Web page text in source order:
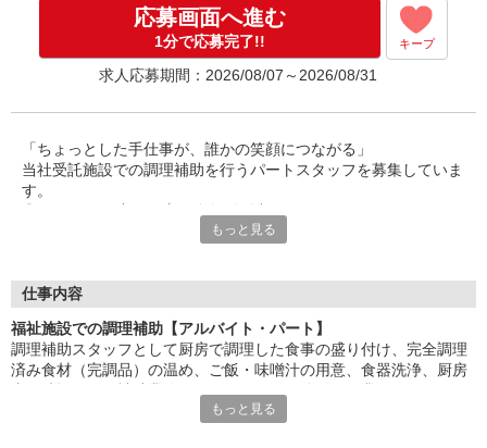
年2回。勤続年数により金額UP。
応募画面へ進む
1分で応募完了!! キープ
求人応募期間：2026/08/07～2026/08/31
「ちょっとした手仕事が、誰かの笑顔につながる」
当社受託施設での調理補助を行うパートスタッフを募集していま
す。
ご家庭での経験を活かして、社会とつながりながら、無理なく働
盛付け・配膳・洗浄など、調理師のサポートが中心。
「ありがとう」の言葉が、毎日の励みに。誰かの暮らしを支え
る、
もっと見る
仕事内容
福祉施設での調理補助【アルバイト・パート】
調理補助スタッフとして厨房で調理した食事の盛り付け、完全調理
済み食材（完調品）の温め、ご飯・味噌汁の用意、食器洗浄、厨房
は必要ありません。お仕事復帰の方や未経験スタートの方大歓迎で
もっと見る